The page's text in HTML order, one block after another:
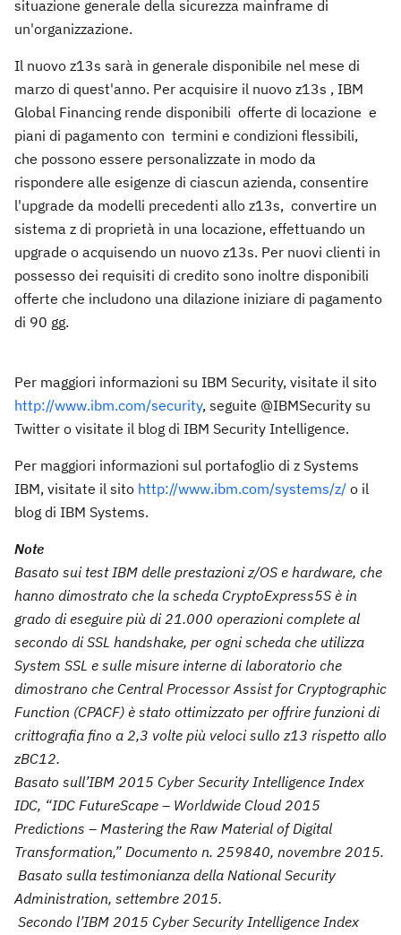
situazione generale della sicurezza mainframe di
un'organizzazione.
Il nuovo z13s sarà in generale disponibile nel mese di
marzo di quest'anno. Per acquisire il nuovo z13s , IBM
Global Financing rende disponibili offerte di locazione e
piani di pagamento con termini e condizioni flessibili,
che possono essere personalizzate in modo da
rispondere alle esigenze di ciascun azienda, consentire
l'upgrade da modelli precedenti allo z13s, convertire un
sistema z di proprietà in una locazione, effettuando un
upgrade o acquisendo un nuovo z13s. Per nuovi clienti in
possesso dei requisiti di credito sono inoltre disponibili
offerte che includono una dilazione iniziare di pagamento
di 90 gg.
Per maggiori informazioni su IBM Security, visitate il sito
http://www.ibm.com/security, seguite @IBMSecurity su
Twitter o visitate il blog di IBM Security Intelligence.
Per maggiori informazioni sul portafoglio di z Systems
IBM, visitate il sito http://www.ibm.com/systems/z/ o il
blog di IBM Systems.
Note
Basato sui test IBM delle prestazioni z/OS e hardware, che
hanno dimostrato che la scheda CryptoExpress5S è in
grado di eseguire più di 21.000 operazioni complete al
secondo di SSL handshake, per ogni scheda che utilizza
System SSL e sulle misure interne di laboratorio che
dimostrano che Central Processor Assist for Cryptographic
Function (CPACF) è stato ottimizzato per offrire funzioni di
crittografia fino a 2,3 volte più veloci sullo z13 rispetto allo
zBC12.
Basato sull’IBM 2015 Cyber Security Intelligence Index
IDC, “IDC FutureScape – Worldwide Cloud 2015
Predictions – Mastering the Raw Material of Digital
Transformation,” Documento n. 259840, novembre 2015.
Basato sulla testimonianza della National Security
Administration, settembre 2015.
Secondo l’IBM 2015 Cyber Security Intelligence Index